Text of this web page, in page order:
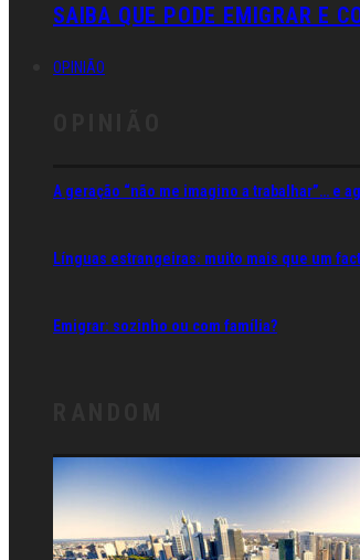
SAIBA QUE PODE EMIGRAR E
OPINIÃO
A geração “não me imagino a trabalhar”… e
Línguas estrangeiras: muito mais que um
Emigrar: sozinho ou com família?